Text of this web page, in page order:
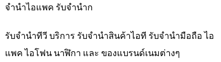
จำนำไอแพค รับจำนำก
รับจำนำทีวี บริการ รับจำนำสินค้าไอที รับจำนำมือถือ ไอ
แพค ไอโฟน นาฬิกา และ ของแบรนด์เนมต่างๆ